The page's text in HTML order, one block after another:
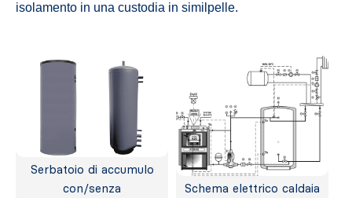
isolamento in una custodia in similpelle.
Serbatoio di accumulo
con/senza
Schema elettrico caldaia